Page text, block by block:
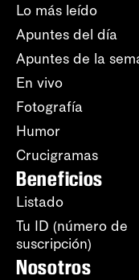
Lo más leído
Apuntes del día
Apuntes de la
En vivo
Fotografía
Humor
Crucigramas
Beneficios
Listado
Tu ID (número de
suscripción)
Nosotros